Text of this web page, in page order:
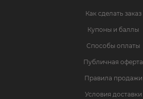
Как сделать заказ
Купоны и баллы
Способы оплаты
Публичная оферта
Правила продажи
Условия доставки